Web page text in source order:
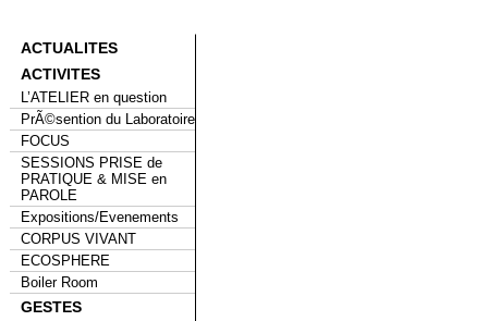
ACTUALITES
ACTIVITES
L’ATELIER en question
PrÃ©sention du Laboratoire
FOCUS
SESSIONS PRISE de
PRATIQUE & MISE en
PAROLE
Expositions/Evenements
CORPUS VIVANT
ECOSPHERE
Boiler Room
GESTES